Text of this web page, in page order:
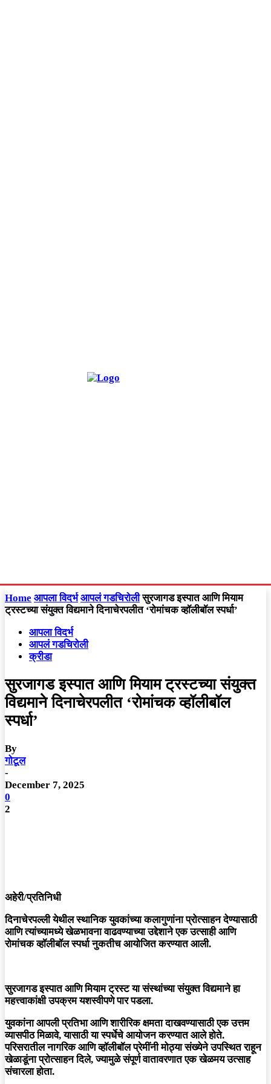
Home आपला विदर्भ आपलं गडचिरोली सुरजागड इस्पात आणि मियाम
ट्रस्टच्या संयुक्त विद्यमाने दिनाचेरपलीत ‘रोमांचक व्हॉलीबॉल स्पर्धा’
आपला विदर्भ
आपलं गडचिरोली
क्रीडा
सुरजागड इस्पात आणि मियाम ट्रस्टच्या संयुक्त
विद्यमाने दिनाचेरपलीत ‘रोमांचक व्हॉलीबॉल
स्पर्धा’
By
गोटूल
-
December 7, 2025
0
2
अहेरी/प्रतिनिधी
दिनाचेरपल्ली येथील स्थानिक युवकांच्या कलागुणांना प्रोत्साहन देण्यासाठी
आणि त्यांच्यामध्ये खेळभावना वाढवण्याच्या उद्देशाने एक उत्साही आणि
रोमांचक व्हॉलीबॉल स्पर्धा नुकतीच आयोजित करण्यात आली.
सुरजागड इस्पात आणि मियाम ट्रस्ट या संस्थांच्या संयुक्त विद्यमाने हा
महत्त्वाकांक्षी उपक्रम यशस्वीपणे पार पडला.
युवकांना आपली प्रतिभा आणि शारीरिक क्षमता दाखवण्यासाठी एक उत्तम
व्यासपीठ मिळावे, यासाठी या स्पर्धेचे आयोजन करण्यात आले होते.
परिसरातील नागरिक आणि व्हॉलीबॉल प्रेमींनी मोठ्या संख्येने उपस्थित राहून
खेळाडूंना प्रोत्साहन दिले, ज्यामुळे संपूर्ण वातावरणात एक खेळमय उत्साह
संचारला होता.